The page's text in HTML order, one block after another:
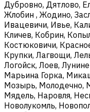
Дубровно, Дятлово,
Жлобин , Жодино,
Ивацевичи, Ивье,
Кличев, Кобрин,
Костюковичи,
Крупки, Лагвощи,
Логойск, Лоев,
Марьина Горка,
Мозырь, Молодечно,
Мядель, Наровля,
Новолукомль,